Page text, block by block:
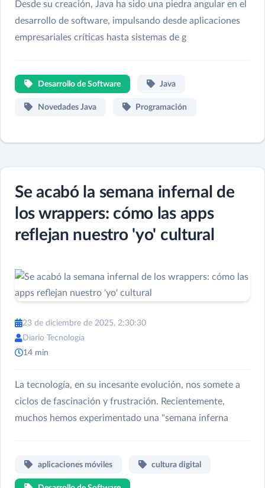
Desde su creación, Java ha sido una piedra angular en el
desarrollo de software, impulsando desde aplicaciones
empresariales críticas hasta sistemas de g
Desarrollo de Software Java
Novedades Java Programación
Se acabó la semana infernal de
los wrappers: cómo las apps
reflejan nuestro 'yo' cultural
23 de diciembre de 2025, 2:30:30
Diario Tecnología
14 min
La tecnología, en su incesante evolución, nos somete a
ciclos de fascinación y frustración. Recientemente,
muchos hemos experimentado una "semana inferna
aplicaciones móviles cultura digital